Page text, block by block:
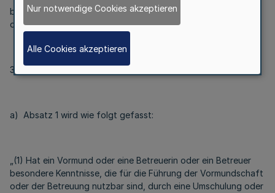
b) In Nummer 2 werden nach dem Wort „Vormundschaften“
die Wörter „und Betreuungen“ eingefügt.
3. § 2 wird wie folgt geändert:
a) Absatz 1 wird wie folgt gefasst:
„(1) Hat ein Vormund oder eine Betreuerin oder ein Betreuer
besondere Kenntnisse, die für die Führung der Vormundschaft
oder der Betreuung nutzbar sind, durch eine Umschulung oder
Nur notwendige Cookies akzeptieren
Alle Cookies akzeptieren